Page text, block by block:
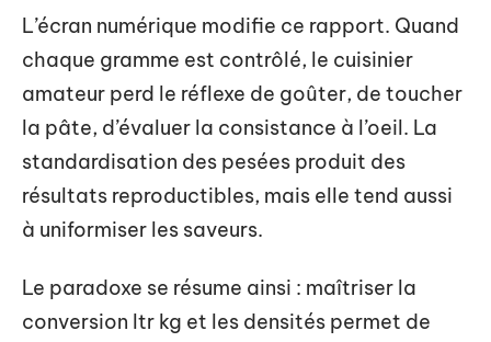
L’écran numérique modifie ce rapport. Quand
chaque gramme est contrôlé, le cuisinier
amateur perd le réflexe de goûter, de toucher
la pâte, d’évaluer la consistance à l’oeil. La
standardisation des pesées produit des
résultats reproductibles, mais elle tend aussi
à uniformiser les saveurs.
Le paradoxe se résume ainsi : maîtriser la
conversion ltr kg et les densités permet de